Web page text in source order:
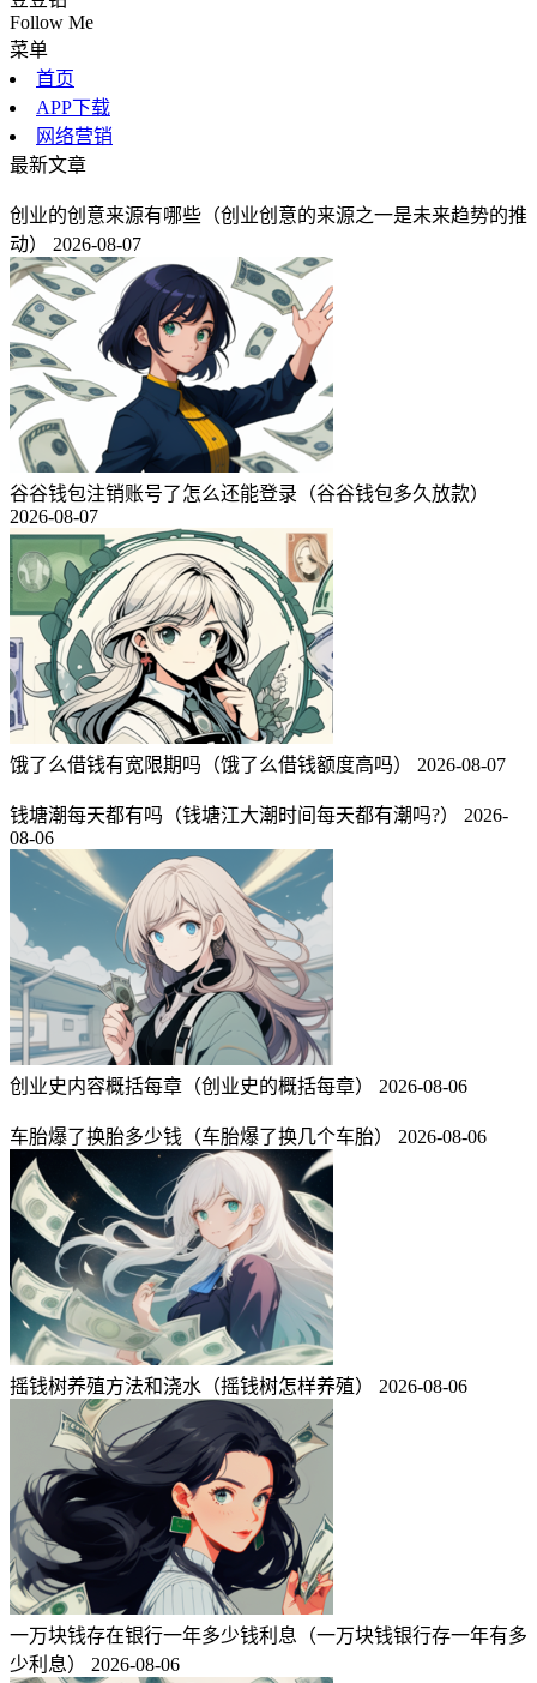
Follow Me
菜单
首页
APP下载
网络营销
最新文章
创业的创意来源有哪些（创业创意的来源之一是未来趋势的推
动）
2026-08-07
谷谷钱包注销账号了怎么还能登录（谷谷钱包多久放款）
2026-08-07
饿了么借钱有宽限期吗（饿了么借钱额度高吗） 2026-08-07
钱塘潮每天都有吗（钱塘江大潮时间每天都有潮吗?）
2026-
08-06
创业史内容概括每章（创业史的概括每章） 2026-08-06
车胎爆了换胎多少钱（车胎爆了换几个车胎） 2026-08-06
摇钱树养殖方法和浇水（摇钱树怎样养殖） 2026-08-06
一万块钱存在银行一年多少钱利息（一万块钱银行存一年有多
少利息）
2026-08-06